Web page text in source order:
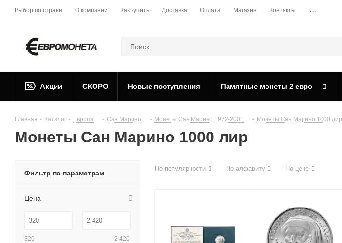
Выбор по стране О компании Как купить Доставка Оплата Магазин Контакты ...
Акции СКОРО Новые поступления Памятные монеты 2 евро
Главная - Каталог - Европа - Сан Марино - Монеты Сан Марино 1972-2001 - Монеты Сан Марино 1000 лир
Монеты Сан Марино 1000 лир
По популярности По алфавиту По цене
Фильтр по параметрам
Цена
320 2 420